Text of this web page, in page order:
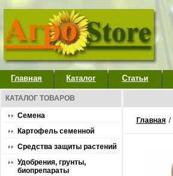
Главная Каталог Статьи
КАТАЛОГ ТОВАРОВ
Семена
Картофель семенной
Средства защиты растений
Удобрения, грунты,
биопрепараты
Главная /